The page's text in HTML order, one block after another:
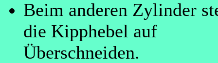
Beim anderen Zylinder
die Kipphebel auf
Überschneiden.